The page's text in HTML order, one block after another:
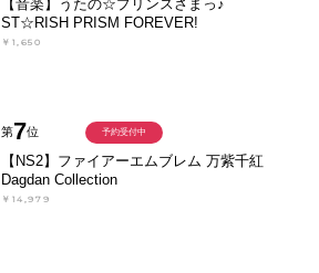
【音楽】うたの☆プリンスさまっ♪
ST☆RISH PRISM FOREVER!
￥1,650
第7位
【NS2】ファイアーエムブレム 万紫千紅
Dagdan Collection
￥14,979
予約受付中